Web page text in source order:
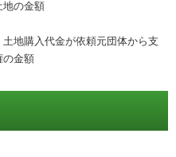
地の金額
地購入代金が依頼元団体から支
の金額